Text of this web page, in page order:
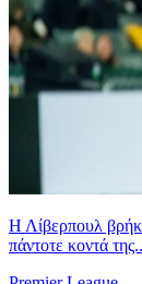
Η Λίβερπουλ
πάντοτε κοντά